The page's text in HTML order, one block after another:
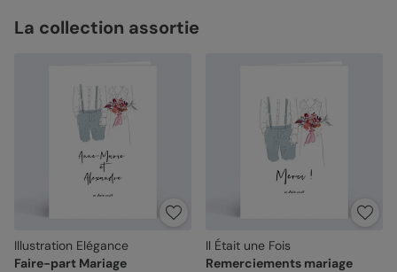
La collection assortie
Illustration Elégance
Faire-part Mariage
Il Était une Fois
Remerciements mariage